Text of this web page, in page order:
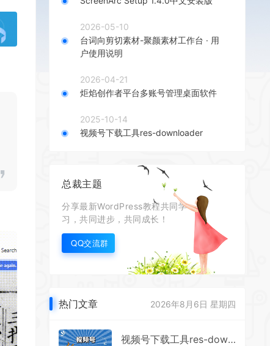
2026-05-10
台词向剪切素材-聚颜素材工作台 · 用
户使用说明
2026-04-21
炬焰创作者平台多账号管理桌面软件
2025-10-14
视频号下载工具res-downloader
总裁主题
分享最新WordPress教程共同学
习，共同进步，共同成长！
QQ交流群
热门文章 2026年8月6日 星期四
视频号下载工具res-downloader